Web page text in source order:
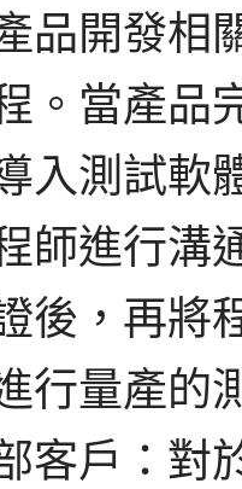
品開發相
。當產品
入測試軟
師進行溝
後，再將
行量產的
客戶：對